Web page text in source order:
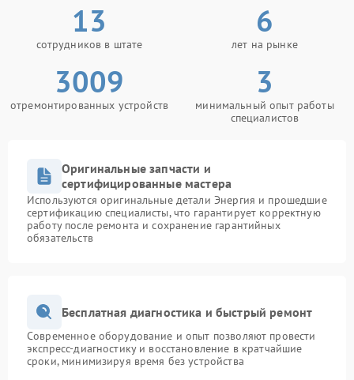
13
сотрудников в штате
6
лет на рынке
3009
отремонтированных устройств
3
минимальный опыт работы
специалистов
Оригинальные запчасти и
сертифицированные мастера
Используются оригинальные детали Энергия и прошедшие
сертификацию специалисты, что гарантирует корректную
работу после ремонта и сохранение гарантийных
обязательств
Бесплатная диагностика и быстрый ремонт
Современное оборудование и опыт позволяют провести
экспресс-диагностику и восстановление в кратчайшие
сроки, минимизируя время без устройства